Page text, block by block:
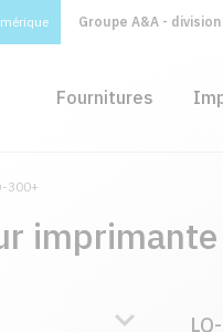
Groupe A&A -
Fournitures
300+